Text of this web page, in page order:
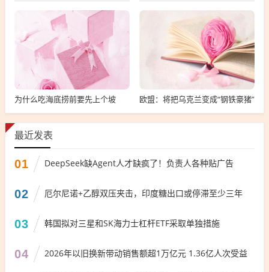
为什么吃海底捞前要先上个坡 欧盟：将把乌克兰变成“钢铁豪猪”
最近发表
01 DeepSeek缺Agent人才缺疯了！负责人各种贴广告
02 厄尔尼诺+乙醇双压夹击，印度糖出口或停滞至少三年
03 韩国拟对三星和SK海力士杠杆ETF采取单独措施
04 2026年以旧换新带动销售额超1万亿元 1.36亿人次受益